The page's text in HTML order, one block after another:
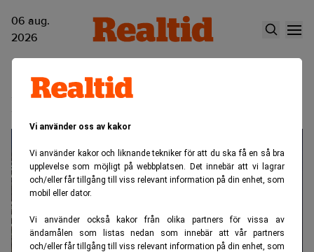
Vi använder oss av kakor
Vi använder kakor och liknande tekniker för att du ska få en så bra
upplevelse som möjligt på webbplatsen. Det innebär att vi lagrar
och/eller får tillgång till viss relevant information på din enhet, som
mobil eller dator.
Vi använder också kakor från olika partners för vissa av
ändamålen som listas nedan som innebär att vår partners
och/eller får tillgång till viss relevant information på din enhet, som
06 aug.
2026
Räntenivå